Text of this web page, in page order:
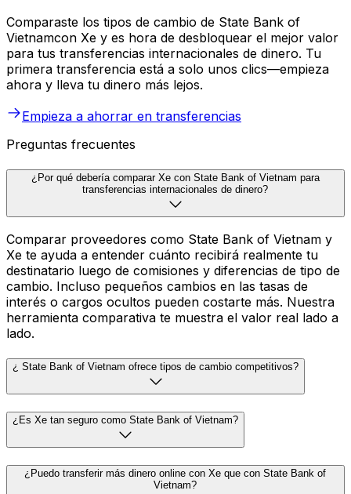
Comparaste los tipos de cambio de State Bank of
Vietnamcon Xe y es hora de desbloquear el mejor valor
para tus transferencias internacionales de dinero. Tu
primera transferencia está a solo unos clics—empieza
ahora y lleva tu dinero más lejos.
Empieza a ahorrar en transferencias
Preguntas frecuentes
¿Por qué debería comparar Xe con State Bank of Vietnam para
transferencias internacionales de dinero?
Comparar proveedores como State Bank of Vietnam y
Xe te ayuda a entender cuánto recibirá realmente tu
destinatario luego de comisiones y diferencias de tipo de
cambio. Incluso pequeños cambios en las tasas de
interés o cargos ocultos pueden costarte más. Nuestra
herramienta comparativa te muestra el valor real lado a
lado.
¿ State Bank of Vietnam ofrece tipos de cambio competitivos?
¿Es Xe tan seguro como State Bank of Vietnam?
¿Puedo transferir más dinero online con Xe que con State Bank of
Vietnam?